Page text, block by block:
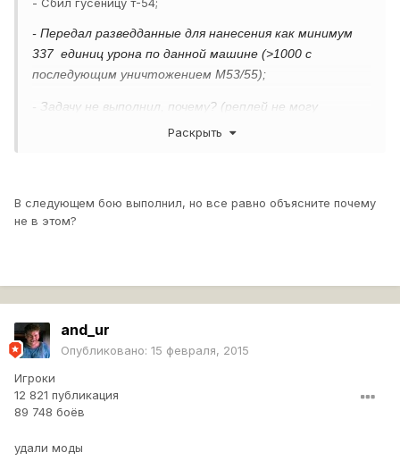
- Сбил гусеницу т-54;
- Передал разведданные для нанесения как минимум
337 единиц урона по данной машине (>1000 с
последующим уничтожением М53/55);
- Задачу не выполнил, почему? (реплей не могу
Вы не можете загружать файлы подобного типа?
Раскрыть
В следующем бою выполнил, но все равно объясните почему
не в этом?
and_ur
Опубликовано: 15 февраля, 2015
Игроки
12 821 публикация
89 748 боёв
удали моды